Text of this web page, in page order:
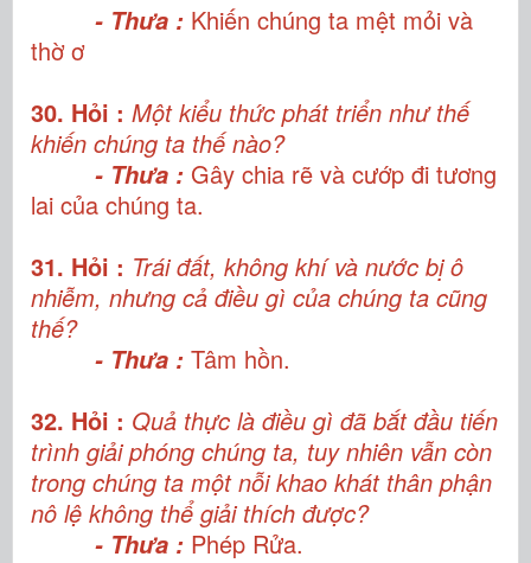
- Thưa : Khiến chúng ta mệt mỏi và
thờ ơ
30. Hỏi : Một kiểu thức phát triển như thế
khiến chúng ta thế nào?
- Thưa : Gây chia rẽ và cướp đi tương
lai của chúng ta.
31. Hỏi : Trái đất, không khí và nước bị ô
nhiễm, nhưng cả điều gì của chúng ta cũng
thế?
- Thưa : Tâm hồn.
32. Hỏi : Quả thực là điều gì đã bắt đầu tiến
trình giải phóng chúng ta, tuy nhiên vẫn còn
trong chúng ta một nỗi khao khát thân phận
nô lệ không thể giải thích được?
- Thưa : Phép Rửa.